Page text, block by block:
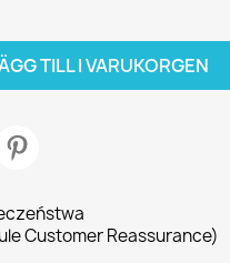
TILL I VARUKORGEN
Customer Reassurance)